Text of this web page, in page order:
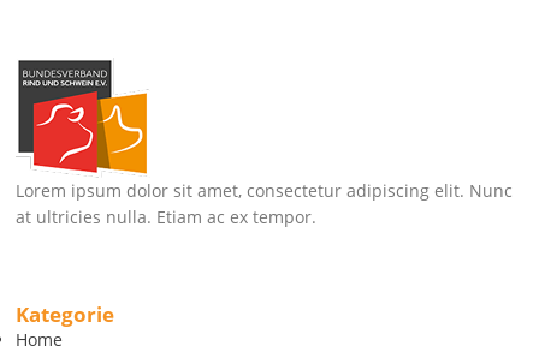
Lorem ipsum dolor sit amet, consectetur adipiscing elit. Nunc
at ultricies nulla. Etiam ac ex tempor.
Kategorie
Home